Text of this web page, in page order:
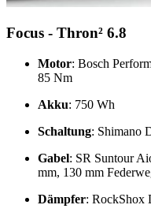
Focus - Thron² 6.8
Motor: Bosch
85 Nm
Akku: 750 Wh
Schaltung: Shimano
Gabel: SR Suntour
mm, 130 mm
Dämpfer: RockShox